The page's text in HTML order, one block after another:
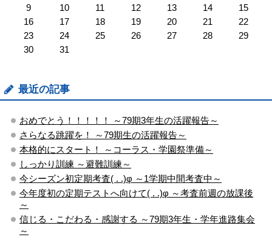
9
10 11 12 13 14
15
16
17 18 19 20 21
22
23
24 25 26 27 28
29
30
31
最近の記事
おめでとう！！！！！ ～79期3年生の活躍報告～
さらなる跳躍を！ ～79期生の活躍報告～
本格的にスタート！ ～コーラス・学園祭準備～
しっかり訓練 ～避難訓練～
今シーズン初定期考査( . .)φ ～1学期中間考査中～
今年度初の定期テストへ向けて( . .)φ ～考査前週の放課後
～
信じる・こだわる・感謝する ～79期3年生・学年進路集会
～